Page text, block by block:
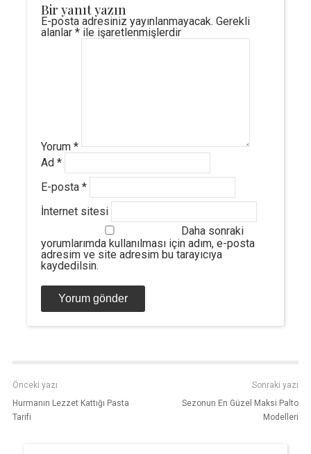
Bir yanıt yazın
E-posta adresiniz yayınlanmayacak. Gerekli
alanlar *ile işaretlenmişlerdir
Yorum *
Ad *
E-posta *
İnternet sitesi
Daha sonraki
yorumlarımda kullanılması için adım, e-posta
adresim ve site adresim bu tarayıcıya
kaydedilsin.
Önceki yazı
Hurmanın Lezzet Kattığı Pasta
Tarifi
Sonraki yazı
Sezonun En Güzel Maksi Palto
Modelleri